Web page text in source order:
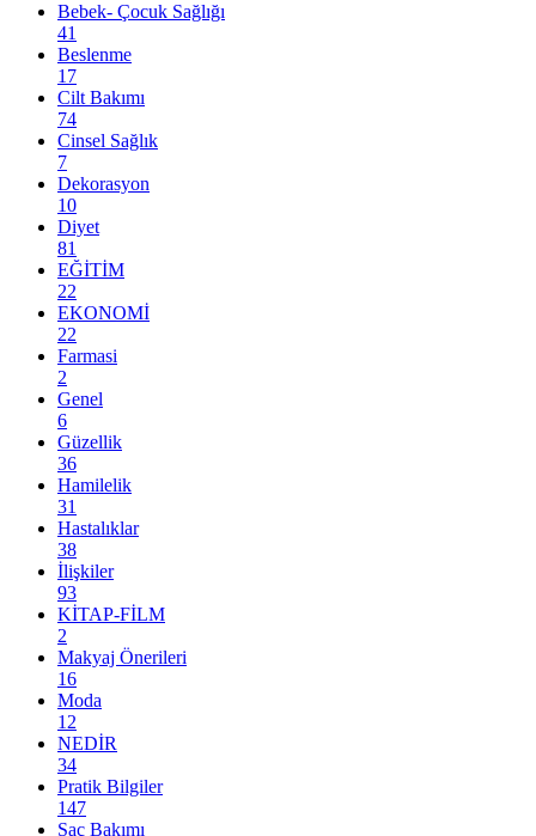
Bebek- Çocuk Sağlığı
41
Beslenme
17
Cilt Bakımı
74
Cinsel Sağlık
7
Dekorasyon
10
Diyet
81
EĞİTİM
22
EKONOMİ
22
Farmasi
2
Genel
6
Güzellik
36
Hamilelik
31
Hastalıklar
38
İlişkiler
93
KİTAP-FİLM
2
Makyaj Önerileri
16
Moda
12
NEDİR
34
Pratik Bilgiler
147
Saç Bakımı